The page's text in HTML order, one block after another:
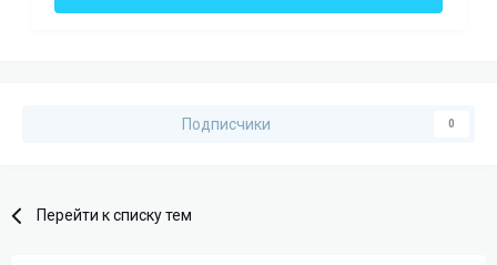
Подписчики 0
Перейти к списку тем